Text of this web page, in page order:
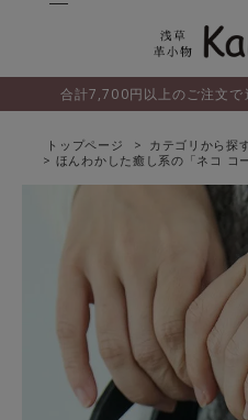
合計7,700円以上のご注文で
トップページ カテゴリから探
ほんわかした癒し系の「ネコ コ